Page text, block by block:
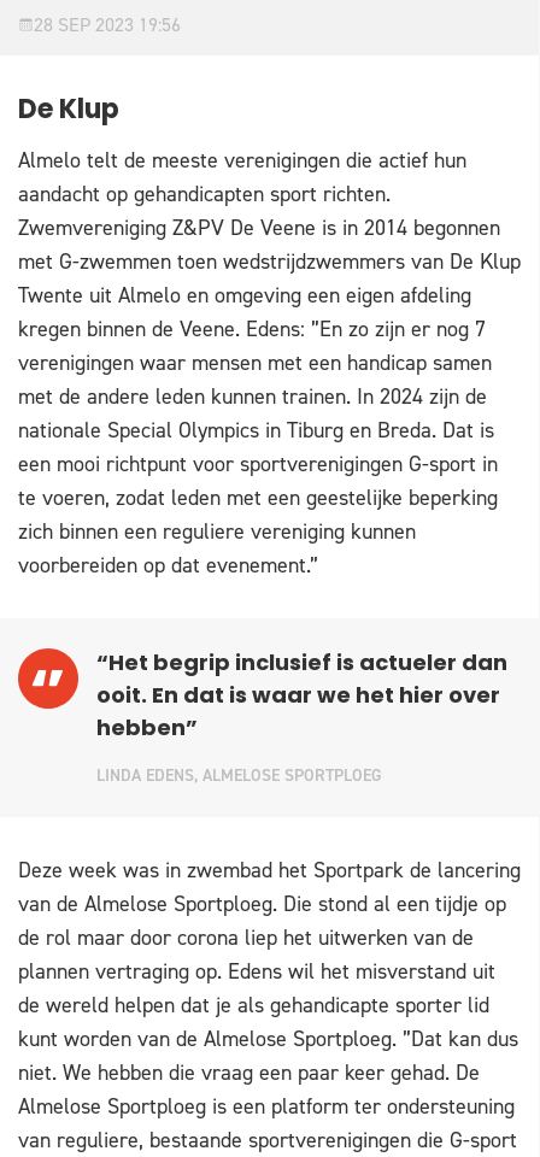
28 SEP 2023 19:56
De Klup
Almelo telt de meeste verenigingen die actief hun
aandacht op gehandicapten sport richten.
Zwemvereniging Z&PV De Veene is in 2014 begonnen
met G-zwemmen toen wedstrijdzwemmers van De Klup
Twente uit Almelo en omgeving een eigen afdeling
kregen binnen de Veene. Edens: ”En zo zijn er nog 7
verenigingen waar mensen met een handicap samen
met de andere leden kunnen trainen. In 2024 zijn de
nationale Special Olympics in Tiburg en Breda. Dat is
een mooi richtpunt voor sportverenigingen G-sport in
te voeren, zodat leden met een geestelijke beperking
zich binnen een reguliere vereniging kunnen
voorbereiden op dat evenement.”
“Het begrip inclusief is actueler dan
ooit. En dat is waar we het hier over
hebben”
LINDA EDENS, ALMELOSE SPORTPLOEG
Deze week was in zwembad het Sportpark de lancering
van de Almelose Sportploeg. Die stond al een tijdje op
de rol maar door corona liep het uitwerken van de
plannen vertraging op. Edens wil het misverstand uit
de wereld helpen dat je als gehandicapte sporter lid
kunt worden van de Almelose Sportploeg. ”Dat kan dus
niet. We hebben die vraag een paar keer gehad. De
Almelose Sportploeg is een platform ter ondersteuning
van reguliere, bestaande sportverenigingen die G-sport